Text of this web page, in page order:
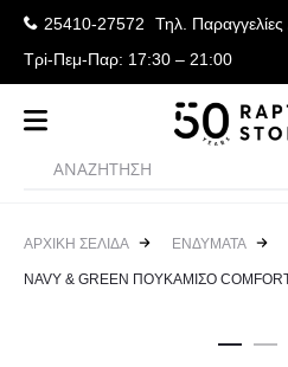
25410-27572 Τηλ. Παραγγελίες
Τρi-Πεμ-Παρ: 17:30 – 21:00
ΑΡΧΙΚΉ ΣΕΛΊΔΑ ΕΝΔΥΜΑΤΑ
NAVY & GREEN ΠΟΥΚΑΜΙΣΟ